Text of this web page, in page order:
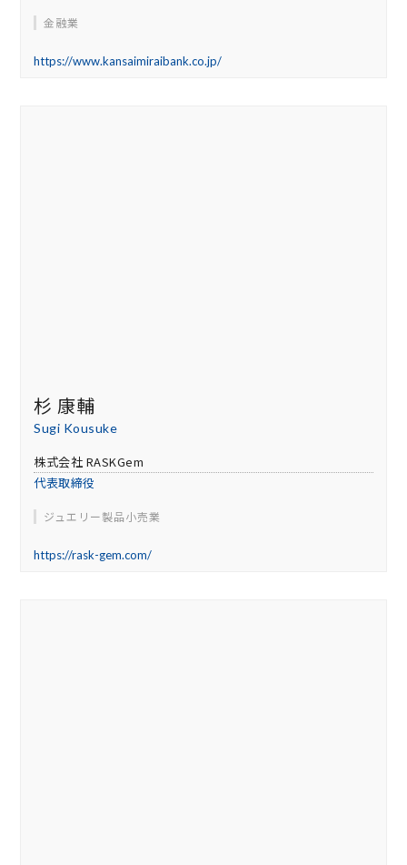
金融業
https://www.kansaimiraibank.co.jp/
杉 康輔
Sugi Kousuke
株式会社 RASKGem
代表取締役
ジュエリー製品小売業
https://rask-gem.com/